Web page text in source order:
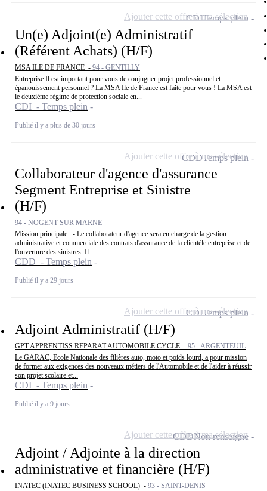
Un(e) Adjoint(e) Administratif
(Référent Achats) (H/F)
MSA ILE DE FRANCE - 94 - GENTILLY
Entreprise Il est important pour vous de conjuguer projet professionnel et
épanouissement personnel ? La MSA Ile de France est faite pour vous ! La MSA est
le deuxième régime de protection sociale en...
CDI - Temps plein
Publié il y a plus de 30 jours
CDITemps plein
Ajouter cette offre à ma sélection
Collaborateur d'agence d'assurance
Segment Entreprise et Sinistre
(H/F)
94 - NOGENT SUR MARNE
Mission principale : - Le collaborateur d'agence sera en charge de la gestion
administrative et commerciale des contrats d'assurance de la clientèle entreprise et de
l'ouverture des sinistres. Il...
CDD - Temps plein
Publié il y a 29 jours
CDDTemps plein
Ajouter cette offre à ma sélection
Adjoint Administratif (H/F)
GPT APPRENTISS REPARAT AUTOMOBILE CYCLE - 95 - ARGENTEUIL
Le GARAC, Ecole Nationale des filières auto, moto et poids lourd, a pour mission
de former aux exigences des nouveaux métiers de l'Automobile et de l'aider à réussir
son projet scolaire et...
CDI - Temps plein
Publié il y a 9 jours
CDITemps plein
Ajouter cette offre à ma sélection
Adjoint / Adjointe à la direction
administrative et financière (H/F)
INATEC (INATEC BUSINESS SCHOOL) - 93 - SAINT-DENIS
CDDNon renseigné
Ajouter cette offre à ma sélection